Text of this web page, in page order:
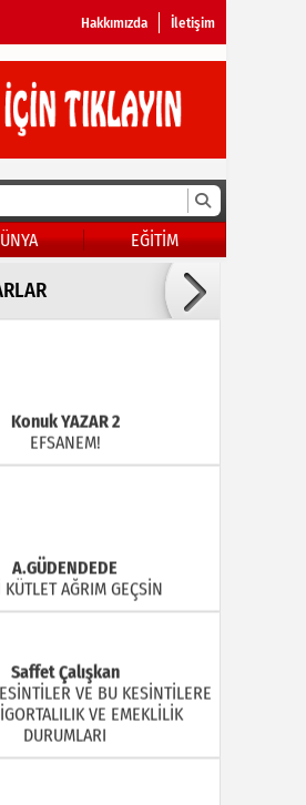
Hakkımızda İletişim
EĞİTİM
SEN KENDİN ETTİN
Konuk YAZAR 2
EFSANEM!
A.GÜDENDEDE
AĞRIM GEÇSİN
Saffet Çalışkan
VE BU KESİNTİLERE
VE EMEKLİLİK
DURUMLARI